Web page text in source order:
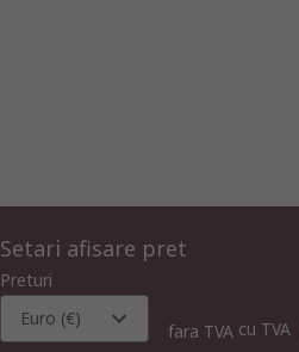
Setari afisare pret
Preturi
Euro (€)
fara TVA cu TVA